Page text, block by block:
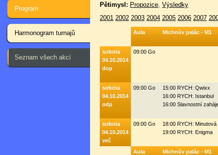
Program
Harmonogram turnajů
Seznam všech akcí
Pětimysl: Propozice, Výsledky
2001 2002 2003 2004 2005 2006 2007
Aula Michnův palác - M1
sobota
04.10.2014
dop
09:00 Go
sobota
04.10.2014
odp
09:00 Go
15:00 RYCH: Qwixx
16:00 RYCH: Istanbul
16:00 Slavnostní
sobota
04.10.2014
več
09:00 Go
18:00 RYCH:
19:00 RYCH: Enigma
Aula Michnův palác - M1